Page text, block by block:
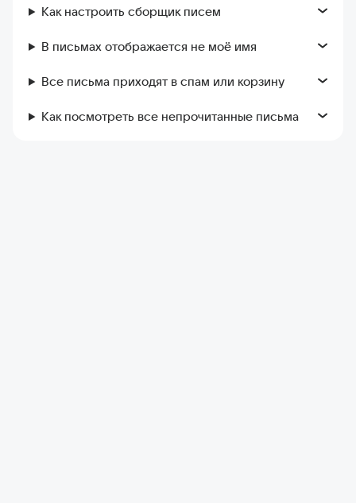
Как настроить сборщик писем
В письмах отображается не моё имя
Все письма приходят в спам или корзину
Как посмотреть все непрочитанные письма